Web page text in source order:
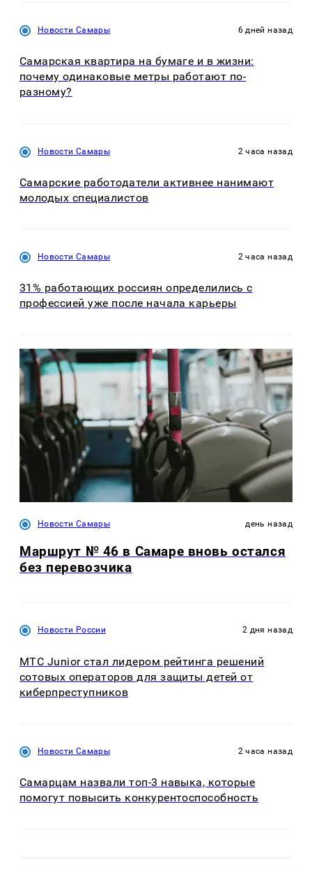
Новости Самары 6 дней назад
Самарская квартира на бумаге и в жизни:
почему одинаковые метры работают по-
разному?
Новости Самары 2 часа назад
Самарские работодатели активнее нанимают
молодых специалистов
Новости Самары 2 часа назад
31% работающих россиян определились с
профессией уже после начала карьеры
Новости Самары день назад
Маршрут № 46 в Самаре вновь остался
без перевозчика
Новости России 2 дня назад
МТС Junior стал лидером рейтинга решений
сотовых операторов для защиты детей от
киберпреступников
Новости Самары 2 часа назад
Самарцам назвали топ-3 навыка, которые
помогут повысить конкурентоспособность